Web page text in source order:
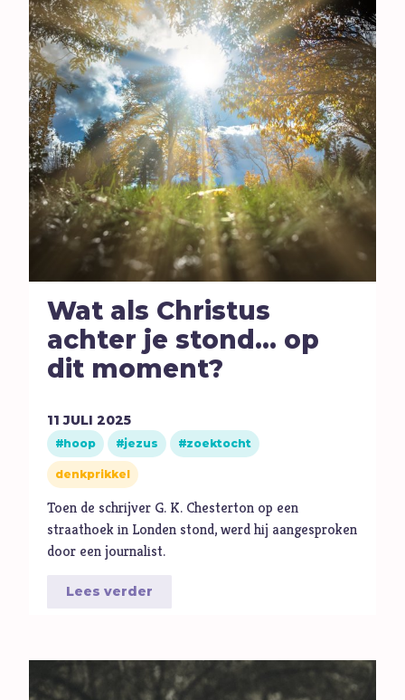
Beproeving
biddag
Bidden
Bijbel
C
Criminaliteit
Cultuur
D
Dankbaarheid
Dankdag
Drank
Duisternis
Eenzaamheid
Eerlijkheid
Fantasie
Geld
Genade
Geweld
Gewoonten
Goden
Goede Vrijdag
Heiligheid
Homoseksualiteit
Wat als Christus
achter je stond... op
dit moment?
11 JULI 2025
hoop jezus zoektocht
denkprikkel
Toen de schrijver G. K. Chesterton op een
straathoek in Londen stond, werd hij aangesproken
door een journalist.
Lees verder